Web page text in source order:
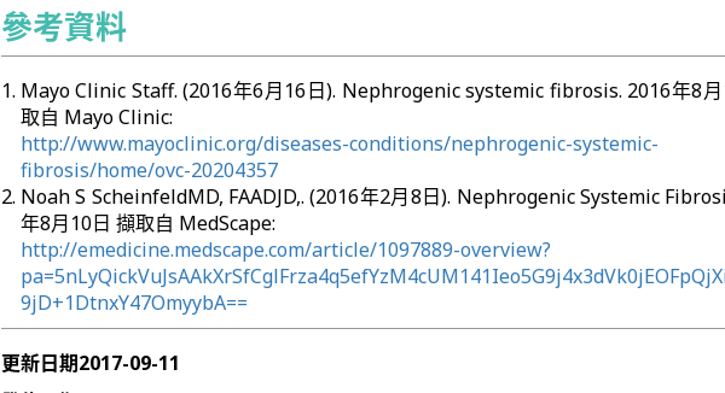
參考資料
Mayo Clinic Staff. (2016年6月16日). Nephrogenic systemic fibrosis. 2016年8
取自 Mayo Clinic:
http://www.mayoclinic.org/diseases-conditions/nephrogenic-systemic-
fibrosis/home/ovc-20204357
Noah S ScheinfeldMD, FAADJD,. (2016年2月8日). Nephrogenic Systemic
年8月10日 擷取自 MedScape:
http://emedicine.medscape.com/article/1097889-overview?
9jD+1DtnxY47OmyybA==
更新日期2017-09-11